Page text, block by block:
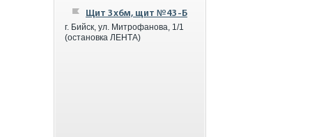
Щит 3x6м, щит №43-Б
г. Бийск, ул. Митрофанова, 1/1
(остановка ЛЕНТА)